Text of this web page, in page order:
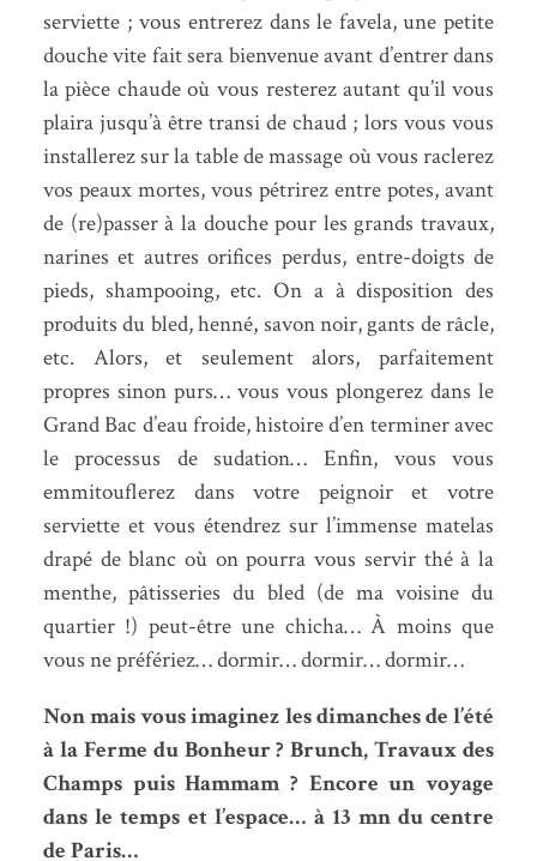
serviette ; vous entrerez dans le favela, une petite
douche vite fait sera bienvenue avant d’entrer dans
la pièce chaude où vous resterez autant qu’il vous
plaira jusqu’à être transi de chaud ; lors vous vous
installerez sur la table de massage où vous raclerez
vos peaux mortes, vous pétrirez entre potes, avant
de (re)passer à la douche pour les grands travaux,
narines et autres orifices perdus, entre-doigts de
pieds, shampooing, etc. On a à disposition des
produits du bled, henné, savon noir, gants de râcle,
etc. Alors, et seulement alors, parfaitement
propres sinon purs… vous vous plongerez dans le
Grand Bac d’eau froide, histoire d’en terminer avec
le processus de sudation… Enfin, vous vous
emmitouflerez dans votre peignoir et votre
serviette et vous étendrez sur l’immense matelas
drapé de blanc où on pourra vous servir thé à la
menthe, pâtisseries du bled (de ma voisine du
quartier !) peut-être une chicha… À moins que
vous ne préfériez… dormir… dormir… dormir…
Non mais vous imaginez les dimanches de l’été
à la Ferme du Bonheur ? Brunch, Travaux des
Champs puis Hammam ? Encore un voyage
dans le temps et l’espace… à 13 mn du centre
de Paris…